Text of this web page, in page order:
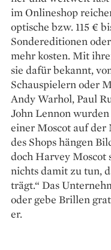
im Onlineshop
optische bzw. 115 €
Sondereditionen
mehr kosten. Mit
sie dafür bekannt,
Schauspielern oder
Andy Warhol, Paul
John Lennon
einer Moscot auf der
des Shops hängen
doch Harvey Moscot
nichts damit zu tun,
trägt.“ Das
oder gebe Brillen
er.